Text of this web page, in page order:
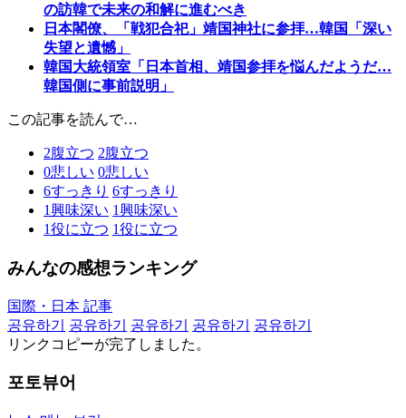
の訪韓で未来の和解に進むべき
日本閣僚、「戦犯合祀」靖国神社に参拝…韓国「深い
失望と遺憾」
韓国大統領室「日本首相、靖国参拝を悩んだようだ…
韓国側に事前説明」
この記事を読んで…
2腹立つ 2腹立つ
0悲しい 0悲しい
6すっきり 6すっきり
1興味深い 1興味深い
1役に立つ 1役に立つ
みんなの感想ランキング
国際・日本 記事
공유하기
공유하기 공유하기 공유하기
공유하기
リンクコピーが完了しました。
포토뷰어